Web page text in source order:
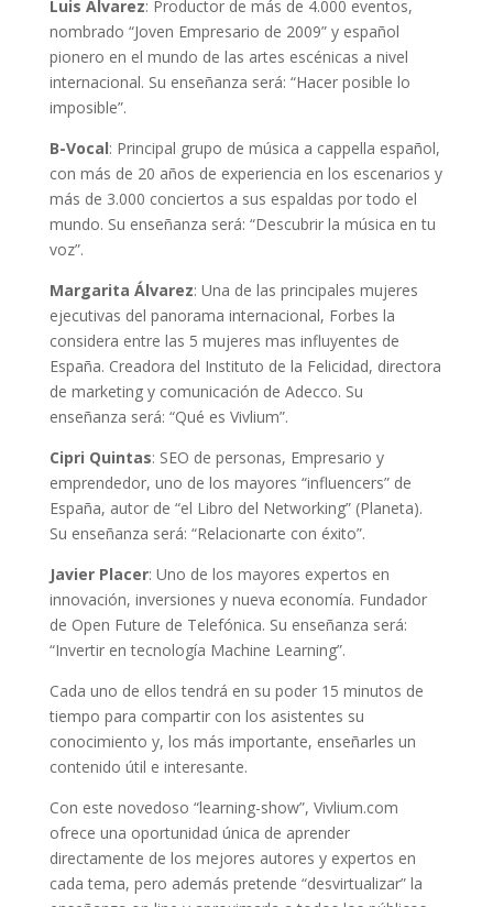
Luis Álvarez: Productor de más de 4.000 eventos,
nombrado “Joven Empresario de 2009” y español
pionero en el mundo de las artes escénicas a nivel
internacional. Su enseñanza será: “Hacer posible lo
imposible”.
B-Vocal: Principal grupo de música a cappella español,
con más de 20 años de experiencia en los escenarios y
más de 3.000 conciertos a sus espaldas por todo el
mundo. Su enseñanza será: “Descubrir la música en tu
voz”.
Margarita Álvarez: Una de las principales mujeres
ejecutivas del panorama internacional, Forbes la
considera entre las 5 mujeres mas influyentes de
España. Creadora del Instituto de la Felicidad, directora
de marketing y comunicación de Adecco. Su
enseñanza será: “Qué es Vivlium”.
Cipri Quintas: SEO de personas, Empresario y
emprendedor, uno de los mayores “influencers” de
España, autor de “el Libro del Networking” (Planeta).
Su enseñanza será: “Relacionarte con éxito”.
Javier Placer: Uno de los mayores expertos en
innovación, inversiones y nueva economía. Fundador
de Open Future de Telefónica. Su enseñanza será:
“Invertir en tecnología Machine Learning”.
Cada uno de ellos tendrá en su poder 15 minutos de
tiempo para compartir con los asistentes su
conocimiento y, los más importante, enseñarles un
contenido útil e interesante.
Con este novedoso “learning-show”, Vivlium.com
ofrece una oportunidad única de aprender
directamente de los mejores autores y expertos en
cada tema, pero además pretende “desvirtualizar” la